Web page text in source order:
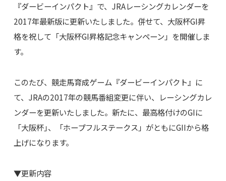
『ダービーインパクト』で、JRAレーシングカレンダーを
2017年最新版に更新いたしました。併せて、大阪杯GI昇
格を祝して「大阪杯GI昇格記念キャンペーン」を開催しま
す。
このたび、競走馬育成ゲーム『ダービーインパクト』に
て、JRAの2017年の競馬番組変更に伴い、レーシングカレ
ンダーを更新いたしました。新たに、最高格付けのGIに
「大阪杯｣、「ホープフルステークス」がともにGIIから格
上げになります。
▼更新内容